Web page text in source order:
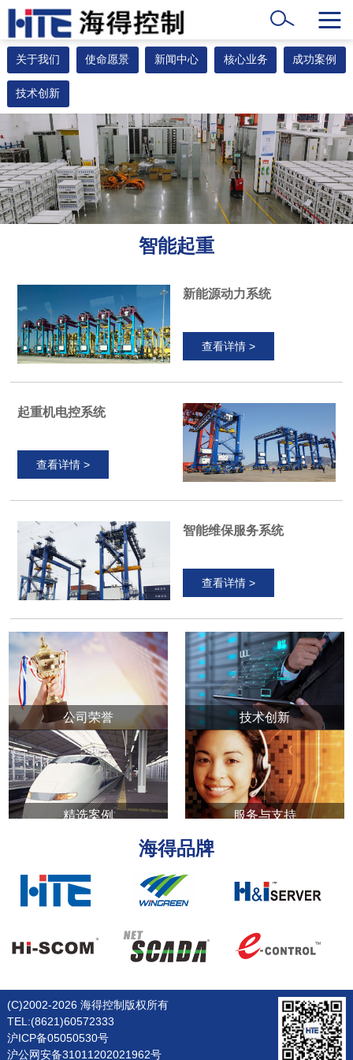
关于我们 使命愿景 新闻中心 核心业务 成功案例
技术创新
智能起重
新能源动力系统
查看详情 >
起重机电控系统
查看详情 >
智能维保服务系统
查看详情 >
公司荣誉 技术创新
精选案例 服务与支持
海得品牌
(C)2002-2026 海得控制版权所有
TEL:(8621)60572333
沪ICP备05050530号
沪公网安备31011202021962号